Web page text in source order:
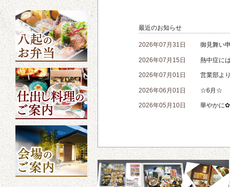
最近のお知らせ
2026年07月31日 御見舞い
2026年07月15日 熱中症に
2026年07月01日 営業部よ
2026年06月01日 ☆6月☆
2026年05月10日 華やかに✿